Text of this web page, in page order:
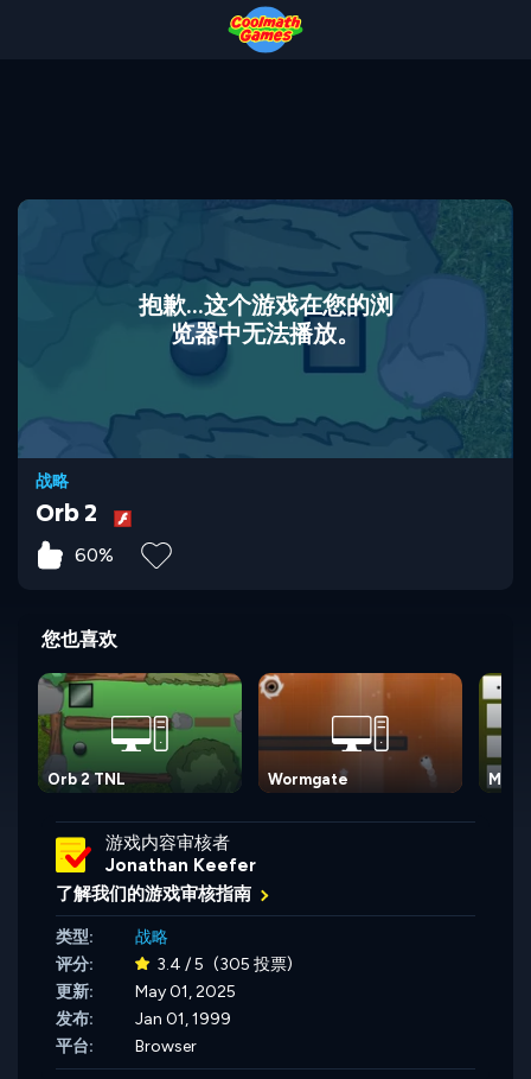
抱歉...这个游戏在您的浏
览器中无法播放。
战略
Orb 2
60%
您也喜欢
Orb 2 TNL Wormgate
游戏内容审核者
Jonathan Keefer
了解我们的游戏审核指南
类型:
战略
评分:
3.4 / 5 (305 投票)
更新:
May 01, 2025
发布:
Jan 01, 1999
平台:
Browser